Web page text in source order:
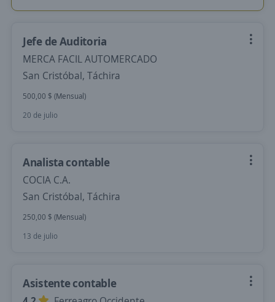
Jefe de Auditoria
MERCA FACIL AUTOMERCADO
San Cristóbal, Táchira
500,00 $ (Mensual)
20 de julio
Analista contable
COCIA C.A.
San Cristóbal, Táchira
250,00 $ (Mensual)
13 de julio
Asistente contable